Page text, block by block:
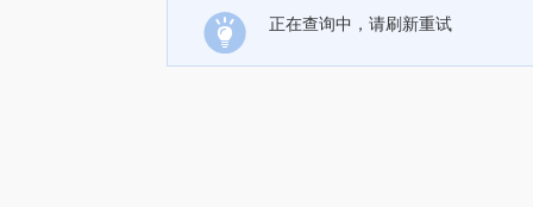
正在查询中，请刷新重试